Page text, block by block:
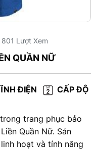
801 Lượt Xem
QUẦN NỮ
ĐIỆN
CẤP ĐỘ
trang phục bảo
Quần Nữ. Sản
hoạt và tính năng